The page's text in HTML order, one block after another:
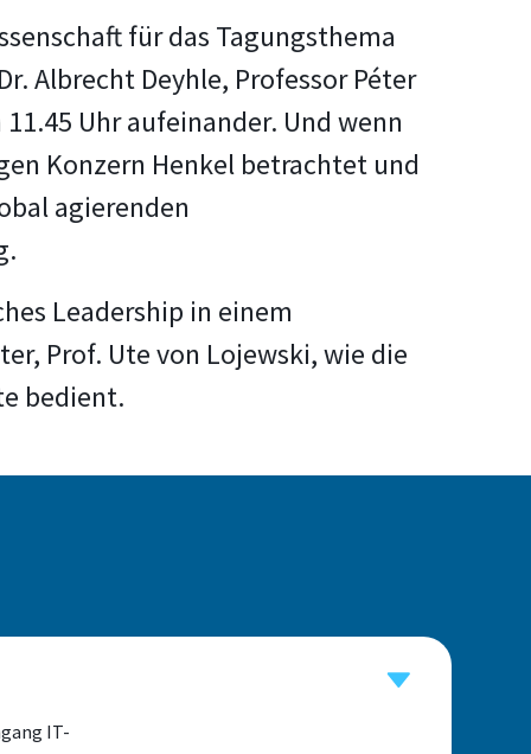
für das Tagungsthema
Albrecht Deyhle, Professor Péter
Uhr aufeinander. Und wenn
Konzern Henkel betrachtet und
agierenden
Leadership in einem
Prof. Ute von Lojewski, wie die
bedient.
IT-